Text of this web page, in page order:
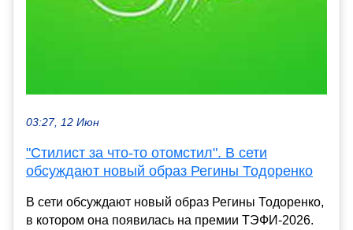
03:27, 12 Июн
"Стилист за что-то отомстил". В сети
обсуждают новый образ Регины Тодоренко
В сети обсуждают новый образ Регины Тодоренко,
в котором она появилась на премии ТЭФИ-2026.